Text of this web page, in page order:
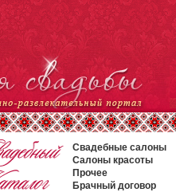
Свадебные салоны
Салоны красоты
Прочее
Брачный договор